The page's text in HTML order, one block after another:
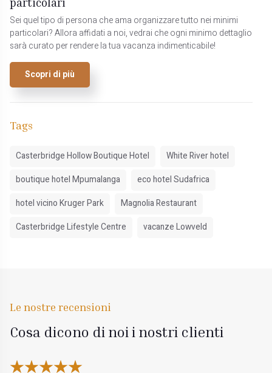
Sei quel tipo di persona che ama organizzare tutto nei minimi
particolari? Allora affidati a noi, vedrai che ogni minimo dettaglio
sarà curato per rendere la tua vacanza indimenticabile!
Scopri di più
Tags
Casterbridge Hollow Boutique Hotel
White River hotel
boutique hotel Mpumalanga
eco hotel Sudafrica
hotel vicino Kruger Park
Magnolia Restaurant
Casterbridge Lifestyle Centre
vacanze Lowveld
Le nostre recensioni
Cosa dicono di noi i nostri clienti